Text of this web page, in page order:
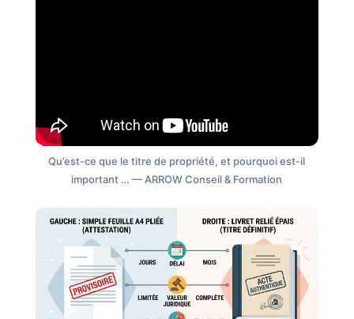
Qu’est-ce que le titre de propriété, et pourquoi est-il
important … — ARROW Conseil & Formation